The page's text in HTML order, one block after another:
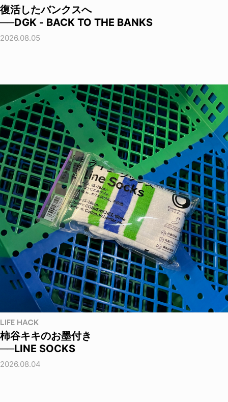
復活したバンクスへ
──DGK - BACK TO THE BANKS
2026.08.05
LIFE HACK
柿谷キキのお墨付き
──LINE SOCKS
2026.08.04